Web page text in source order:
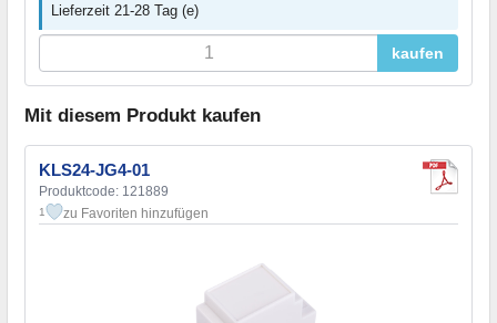
Lieferzeit 21-28 Tag (e)
kaufen
Mit diesem Produkt kaufen
KLS24-JG4-01
Produktcode: 121889
1 zu Favoriten hinzufügen